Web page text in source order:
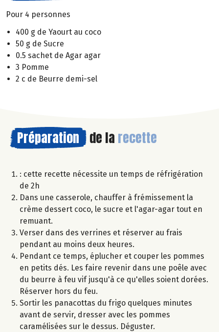
Pour 4 personnes
400 g de Yaourt au coco
50 g de Sucre
0.5 sachet de Agar agar
3 Pomme
2 c de Beurre demi-sel
Préparation de la recette
: cette recette nécessite un temps de réfrigération
de 2h
Dans une casserole, chauffer à frémissement la
crème dessert coco, le sucre et l'agar-agar tout en
remuant.
Verser dans des verrines et réserver au frais
pendant au moins deux heures.
Pendant ce temps, éplucher et couper les pommes
en petits dés. Les faire revenir dans une poêle avec
du beurre à feu vif jusqu'à ce qu'elles soient dorées.
Réserver hors du feu.
Sortir les panacottas du frigo quelques minutes
avant de servir, dresser avec les pommes
caramélisées sur le dessus. Déguster.